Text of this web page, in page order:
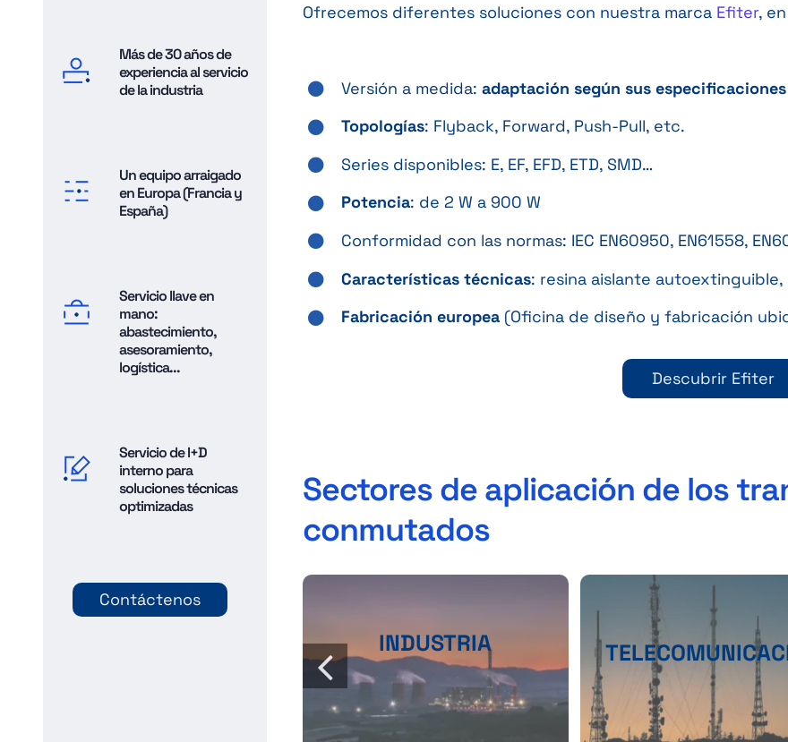
Más de 30 años de
experiencia al servicio
de la industria
Un equipo arraigado
en Europa (Francia y
España)
Servicio llave en
mano:
abastecimiento,
asesoramiento,
logística...
Servicio de I+D
interno para
soluciones técnicas
optimizadas
Contáctenos
Ofrecemos diferentes soluciones con nuestra marca Efiter,
Versión a medida: adaptación según sus especificaciones
Topologías: Flyback, Forward, Push-Pull, etc.
Series disponibles: E, EF, EFD, ETD, SMD…
Potencia: de 2 W a 900 W
Conformidad con las normas: IEC EN60950, EN61558,
Características técnicas: resina aislante
Fabricación europea(Oficina de diseño y fabricación
Descubrir Efiter
Sectores de aplicación de los
conmutados
INDUSTRIA